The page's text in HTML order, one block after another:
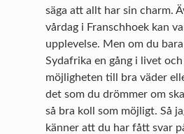
säga att allt har sin charm.
vårdag i Franschhoek kan
upplevelse. Men om du
Sydafrika en gång i livet
möjligheten till bra väder
det som du drömmer om
så bra koll som möjligt. Så
känner att du har fått svar